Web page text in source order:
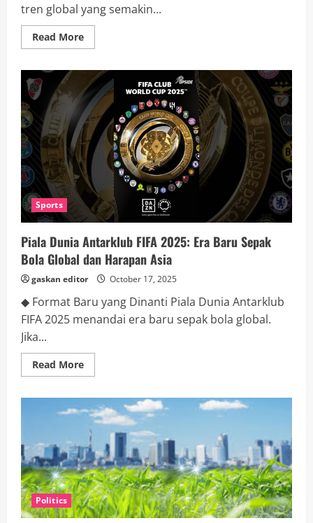
tren global yang semakin...
Read MoreRead
more
Work
From
Anywhere
2025:
Fleksibilitas
Kerja
di
Era
Digital
Sports
Piala Dunia Antarklub FIFA 2025: Era Baru Sepak
Bola Global dan Harapan Asia
gaskan editor October 17, 2025
◆ Format Baru yang Dinanti Piala Dunia Antarklub
FIFA 2025 menandai era baru sepak bola global.
Jika...
Read MoreRead
more
Dunia
Antarklub
FIFA
2025:
Era
Baru
Sepak
Bola
Global
dan
Harapan
Asia
Politics